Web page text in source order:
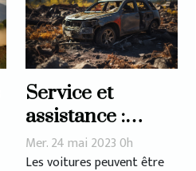
Service et
assistance :
Rachat d’un
véhicule radié
Mer. 24 mai 2023 0h
Les voitures peuvent être